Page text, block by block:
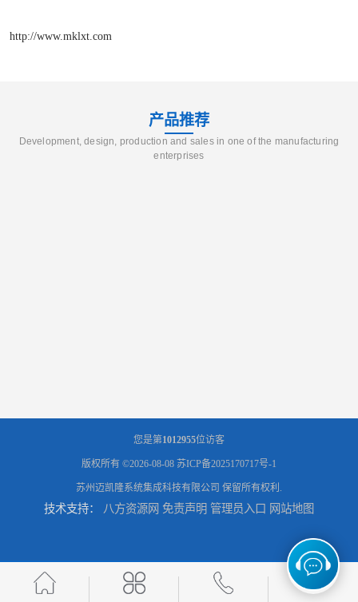
http://www.mklxt.com
产品推荐
Development, design, production and sales in one of the manufacturing
enterprises
您是第1012955位访客
版权所有 ©2026-08-08 苏ICP备2025170717号-1
苏州迈凯隆系统集成科技有限公司 保留所有权利.
技术支持： 八方资源网 免责声明 管理员入口 网站地图